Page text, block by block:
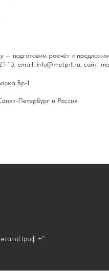
— подготовим расчёт и
13, email: info@metprf.ru, сайт:
Вр-1
Петербург и Россия
+"